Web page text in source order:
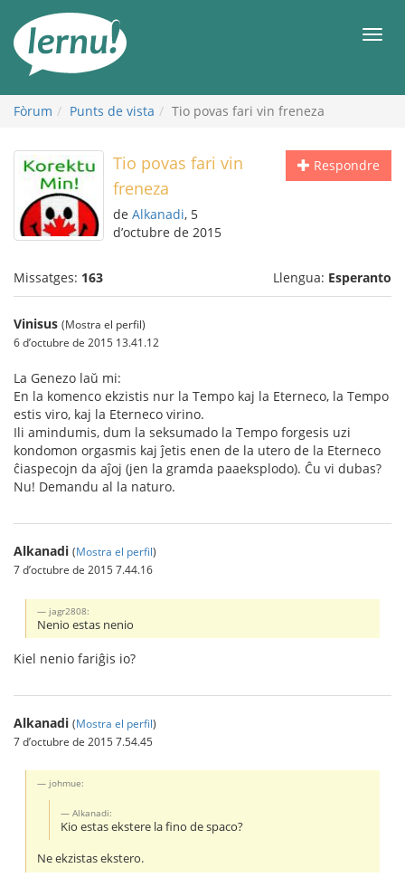
contingut
Fòrum Punts de vista Tio povas fari vin freneza
Respondre
Tio povas fari vin
freneza
de Alkanadi, 5
d’octubre de 2015
Missatges: 163 Llengua: Esperanto
Vinisus (Mostra el perfil)
6 d’octubre de 2015 13.41.12
La Genezo laŭ mi:
En la komenco ekzistis nur la Tempo kaj la Eterneco, la Tempo
estis viro, kaj la Eterneco virino.
Ili amindumis, dum la seksumado la Tempo forgesis uzi
kondomon orgasmis kaj ĵetis enen de la utero de la Eterneco
ĉiaspecojn da aĵoj (jen la gramda paaeksplodo). Ĉu vi dubas?
Nu! Demandu al la naturo.
Alkanadi (Mostra el perfil)
7 d’octubre de 2015 7.44.16
jagr2808:
Nenio estas nenio
Kiel nenio fariĝis io?
Alkanadi (Mostra el perfil)
7 d’octubre de 2015 7.54.45
johmue:
Alkanadi:
Kio estas ekstere la fino de spaco?
Ne ekzistas ekstero.